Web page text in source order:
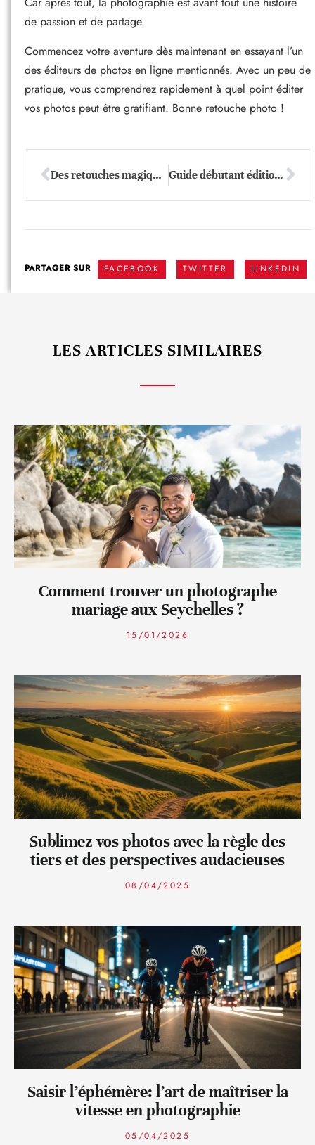
de passion et de partage.
Commencez votre aventure dès maintenant en essayant l’un
des éditeurs de photos en ligne mentionnés. Avec un peu de
pratique, vous comprendrez rapidement à quel point éditer
vos photos peut être gratifiant. Bonne retouche photo !
Des retouches magiques : découvrez des outils photo simples mais étonnants Guide débutant édition de photos : sublimer vos clichés avec 3 techniques surprenantes
PARTAGER SUR FACEBOOK TWITTER LINKEDIN
LES ARTICLES SIMILAIRES
Comment trouver un photographe
mariage aux Seychelles ?
15/01/2026
Sublimez vos photos avec la règle des
tiers et des perspectives audacieuses
08/04/2025
Saisir l’éphémère: l’art de maîtriser la
vitesse en photographie
05/04/2025